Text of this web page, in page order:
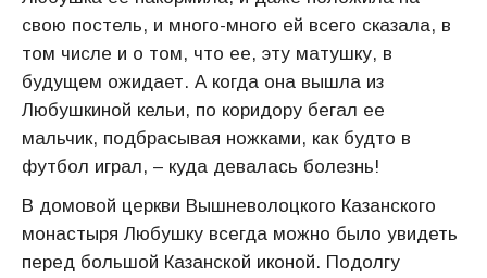
свою постель, и много-много ей всего сказала, в
том числе и о том, что ее, эту матушку, в
будущем ожидает. А когда она вышла из
Любушкиной кельи, по коридору бегал ее
мальчик, подбрасывая ножками, как будто в
футбол играл, – куда девалась болезнь!
В домовой церкви Вышневолоцкого Казанского
монастыря Любушку всегда можно было увидеть
перед большой Казанской иконой. Подолгу